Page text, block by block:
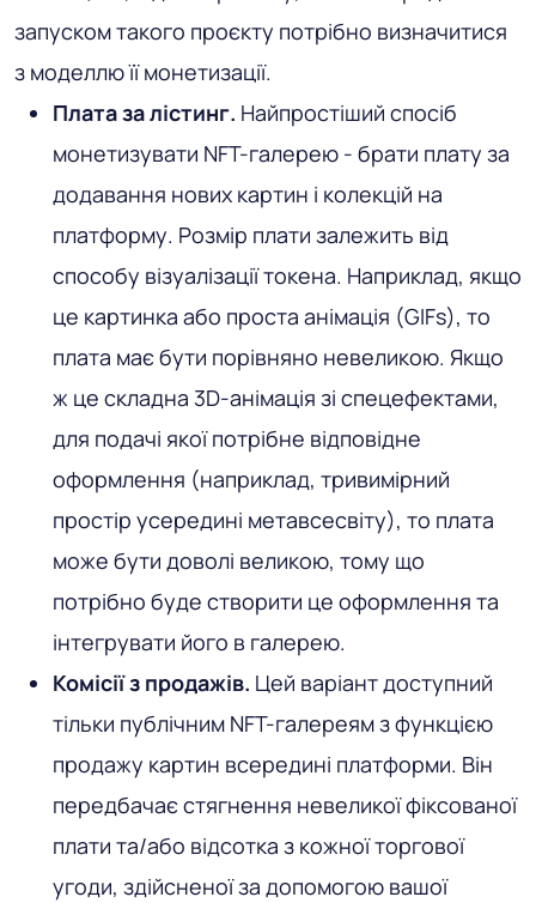
запуском такого проєкту потрібно визначитися
з моделлю її монетизації.
Плата за лістинг. Найпростіший спосіб
монетизувати NFT-галерею - брати плату за
додавання нових картин і колекцій на
платформу. Розмір плати залежить від
способу візуалізації токена. Наприклад, якщо
це картинка або проста анімація (GIFs), то
плата має бути порівняно невеликою. Якщо
ж це складна 3D-анімація зі спецефектами,
для подачі якої потрібне відповідне
оформлення (наприклад, тривимірний
простір усередині метавсесвіту), то плата
може бути доволі великою, тому що
потрібно буде створити це оформлення та
інтегрувати його в галерею.
Комісії з продажів. Цей варіант доступний
тільки публічним NFT-галереям з функцією
продажу картин всередині платформи. Він
передбачає стягнення невеликої фіксованої
плати та/або відсотка з кожної торгової
угоди, здійсненої за допомогою вашої